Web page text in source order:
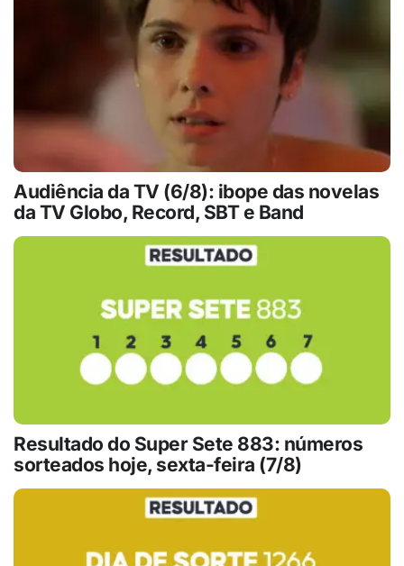
Audiência da TV (6/8): ibope das novelas
da TV Globo, Record, SBT e Band
Resultado do Super Sete 883: números
sorteados hoje, sexta-feira (7/8)